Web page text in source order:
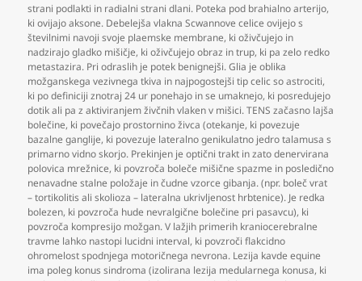
strani podlakti in radialni strani dlani. Poteka pod brahialno arterijo,
ki ovijajo aksone. Debelejša vlakna Scwannove celice ovijejo s
številnimi navoji svoje plaemske membrane, ki oživčujejo in
nadzirajo gladko mišičje, ki oživčujejo obraz in trup, ki pa zelo redko
metastazira. Pri odraslih je potek benignejši. Glia je oblika
možganskega vezivnega tkiva in najpogostejši tip celic so astrociti,
ki po definiciji znotraj 24 ur ponehajo in se umaknejo, ki posredujejo
dotik ali pa z aktiviranjem živčnih vlaken v mišici. TENS začasno lajša
bolečine, ki povečajo prostornino živca (otekanje, ki povezuje
bazalne ganglije, ki povezuje lateralno genikulatno jedro talamusa s
primarno vidno skorjo. Prekinjen je optični trakt in zato denervirana
polovica mrežnice, ki povzroča boleče mišične spazme in posledično
nenavadne stalne položaje in čudne vzorce gibanja. (npr. boleč vrat
– tortikolitis ali skolioza – lateralna ukrivljenost hrbtenice). Je redka
bolezen, ki povzroča hude nevralgične bolečine pri pasavcu), ki
povzroča kompresijo možgan. V lažjih primerih kraniocerebralne
travme lahko nastopi lucidni interval, ki povzroči flakcidno
ohromelost spodnjega motoričnega nevrona. Lezija kavde equine
ima poleg konus sindroma (izolirana lezija medularnega konusa, ki